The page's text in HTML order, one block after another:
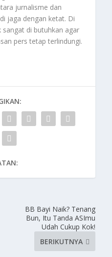
jurnalisme dan
jaga dengan ketat. Di
sangat di butuhkan agar
pers tetap terlindungi.
BB Bayi Naik? Tenang
Bun, Itu Tanda ASImu
Udah Cukup Kok!
BERIKUTNYA